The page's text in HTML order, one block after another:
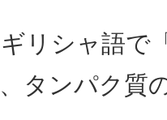
リシャ語で
タンパク質